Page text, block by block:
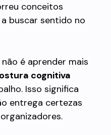
conceitos
buscar sentido no
é aprender mais
cognitiva
Isso significa
entrega certezas